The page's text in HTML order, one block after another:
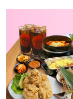
lượng sản
cũng như
khách hàng
LifeLink có
khoản và
báo trước.